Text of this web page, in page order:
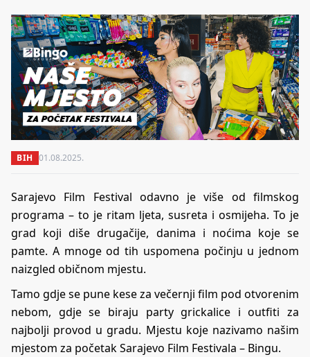
BIH 01.08.2025.
Sarajevo Film Festival odavno je više od filmskog
programa – to je ritam ljeta, susreta i osmijeha. To je
grad koji diše drugačije, danima i noćima koje se
pamte. A mnoge od tih uspomena počinju u jednom
naizgled običnom mjestu.
Tamo gdje se pune kese za večernji film pod otvorenim
nebom, gdje se biraju party grickalice i outfiti za
najbolji provod u gradu. Mjestu koje nazivamo našim
mjestom za početak Sarajevo Film Festivala – Bingu.